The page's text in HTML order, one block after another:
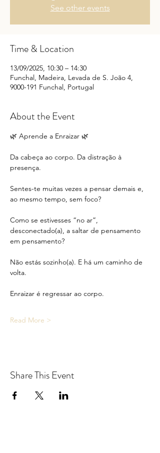
See other events
Time & Location
13/09/2025, 10:30 – 14:30
Funchal, Madeira, Levada de S. João 4,
9000-191 Funchal, Portugal
About the Event
🌿 Aprende a Enraizar 🌿
Da cabeça ao corpo. Da distração à
presença.
Sentes-te muitas vezes a pensar demais e,
ao mesmo tempo, sem foco?
Como se estivesses “no ar”,
desconectado(a), a saltar de pensamento
em pensamento?
Não estás sozinho(a). E há um caminho de
volta.
Enraizar é regressar ao corpo.
Read More >
Share This Event